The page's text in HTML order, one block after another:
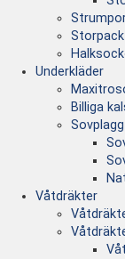
Underkläder
Billiga
Sovplagg
Våtdräkter